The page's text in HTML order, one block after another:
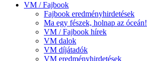
VM / Fajbook
Fajbook eredményhirdetések
Ma egy fészek, holnap az óceán!
VM / Fajbook hírek
VM dalok
VM díjátadók
VM eredményhirdetések